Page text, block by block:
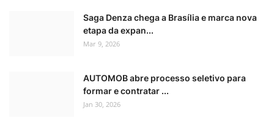
Saga Denza chega a Brasília e marca nova
etapa da expan...
Mar 9, 2026
AUTOMOB abre processo seletivo para
formar e contratar ...
Jan 30, 2026